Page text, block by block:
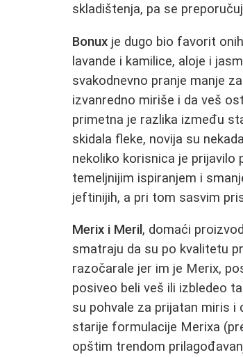
skladištenja, pa se
Bonux je dugo bio favorit
lavande i kamilice, aloje i
svakodnevno pranje manje
izvanredno miriše i da veš
primetna je razlika između
skidala fleke, novija su
nekoliko korisnica je prijavilo
temeljnijim ispiranjem i
jeftinijih, a pri tom sasvim
Merix i Meril , domaći
smatraju da su po kvalitetu
razočarale jer im je Merix,
posiveo beli veš ili izbledeo
su pohvale za prijatan miris i
starije formulacije Merixa
opštim trendom